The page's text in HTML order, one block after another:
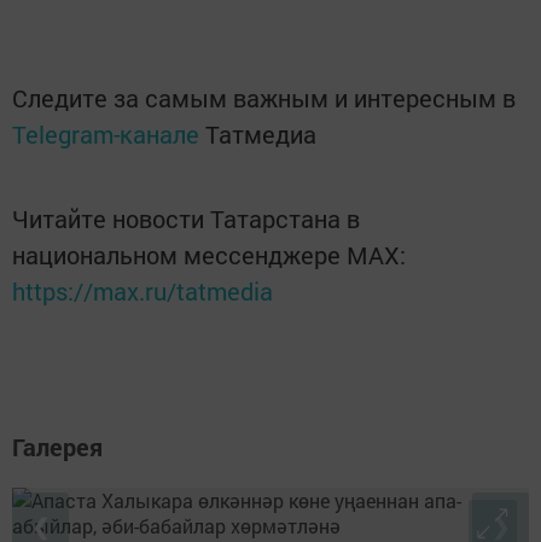
Следите за самым важным и интересным в
Telegram-канале Татмедиа
Читайте новости Татарстана в
национальном мессенджере MАХ:
https://max.ru/tatmedia
Галерея
❮ ❯